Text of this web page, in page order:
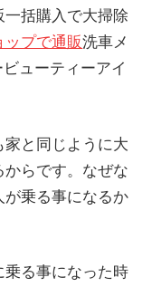
括購入で大掃除
ップで通販洗車メ
ューティーアイ
と同じように大
らです。なぜな
が乗る事になるか
乗る事になった時